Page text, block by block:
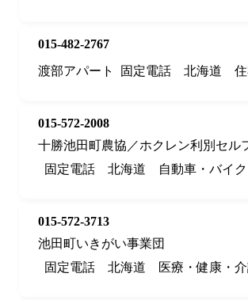
015-482-2767
渡部アパート
固定電話 北海道
015-572-2008
十勝池田町農協／ホクレン利別セル
固定電話
北海道 自動車・バイク
015-572-3713
池田町いきがい事業団
固定電話
北海道 医療・健康・